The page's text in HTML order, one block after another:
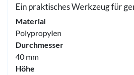
Ein praktisches Werkzeug für
Material
Polypropylen
Durchmesser
40 mm
Höhe